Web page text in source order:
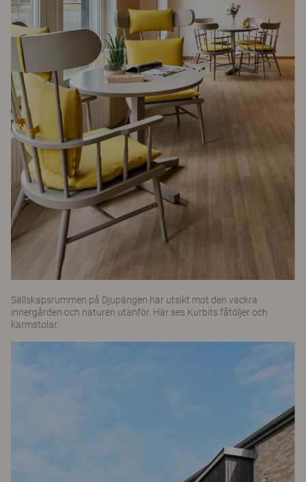
Sällskapsrummen på Djupängen har utsikt mot den vackra
innergården och naturen utanför. Här ses Kurbits fåtöljer och
karmstolar.